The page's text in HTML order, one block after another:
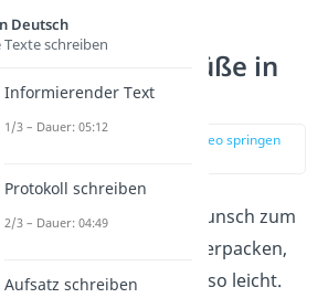
Lustige
Geburtstagsgrüße in
Reimen
zur Stelle im Video springen
Ein „Herzlichen Glückwunsch zum
Geburtstag“ lustig zu verpacken,
ist manchmal gar nicht so leicht.
Deutsch
Texte schreiben
Informierender Text
1/3 – Dauer: 05:12
Protokoll schreiben
2/3 – Dauer: 04:49
Aufsatz schreiben